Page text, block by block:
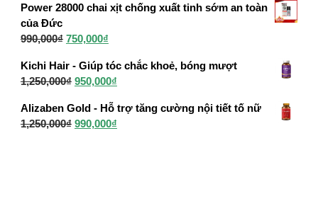
là:
tại
Power 28000 chai xịt chống xuất tinh sớm an toàn
của Đức
990,000₫ Giá
là:
990,000₫.
750,000₫Giá
tại
là:
750,000₫.
Kichi Hair - Giúp tóc chắc khoẻ, bóng mượt
1,250,000₫ Giá
là:
1,250,000₫.
950,000₫Giá
tại
là:
Alizaben Gold - Hỗ trợ tăng cường nội tiết tố nữ
1,250,000₫ Giá
990,000₫Giá